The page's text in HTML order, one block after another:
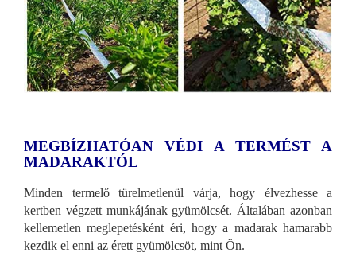
MEGBÍZHATÓAN VÉDI A TERMÉST A
MADARAKTÓL
Minden termelő türelmetlenül várja, hogy élvezhesse a
kertben végzett munkájának gyümölcsét. Általában azonban
kellemetlen meglepetésként éri, hogy a madarak hamarabb
kezdik el enni az érett gyümölcsöt, mint Ön.